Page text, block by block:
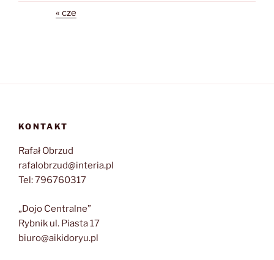
« cze
KONTAKT
Rafał Obrzud
rafalobrzud@interia.pl
Tel: 796760317
„Dojo Centralne”
Rybnik ul. Piasta 17
biuro@aikidoryu.pl